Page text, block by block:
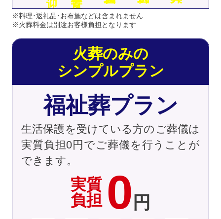
※料理･返礼品･お布施などは含まれません
※火葬料金は別途お客様負担となります
火葬のみの
シンプルプラン
福祉葬プラン
実質
負担 0 円
生活保護を受けている方のご葬儀は
実質負担0円でご葬儀を行うことが
できます。